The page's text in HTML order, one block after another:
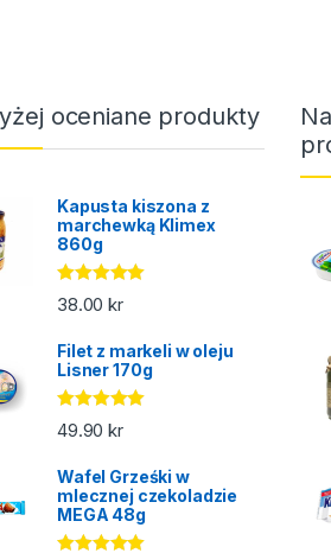
oceniane produkty
Kapusta kiszona z
marchewką Klimex
860g
Oceniono
5.00na 5
38.00kr
Filet z markeli w oleju
Lisner 170g
Oceniono
5.00na 5
49.90kr
Wafel Grześki w
mlecznej czekoladzie
MEGA 48g